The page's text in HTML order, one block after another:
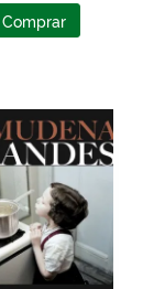
Comprar